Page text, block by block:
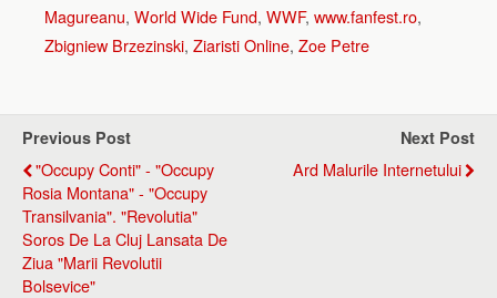
Magureanu, World Wide Fund, WWF, www.fanfest.ro,
Zbigniew Brzezinski, Ziaristi Online, Zoe Petre
Previous Post
"Occupy Conti" - "Occupy
Rosia Montana" - "Occupy
Transilvania". "Revolutia"
Soros De La Cluj Lansata De
Ziua "Marii Revolutii
Bolsevice"
Next Post
Ard Malurile Internetului